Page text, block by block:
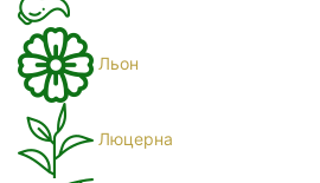
Льон
Люцерна